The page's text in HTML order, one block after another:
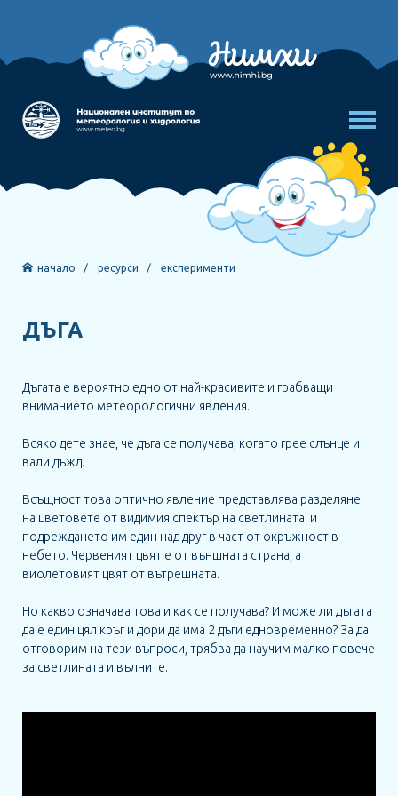
начало ресурси експерименти
ДЪГА
Дъгата е вероятно едно от най-красивите и грабващи
вниманието метеорологични явления.
Всяко дете знае, че дъга се получава, когато грее слънце и
вали дъжд.
Всъщност това оптично явление представлява разделяне
на цветовете от видимия спектър на светлината и
подреждането им един над друг в част от окръжност в
небето. Червеният цвят е от външната страна, а
виолетовият цвят от вътрешната.
Но какво означава това и как се получава? И може ли дъгата
да е един цял кръг и дори да има 2 дъги едновременно? За да
отговорим на тези въпроси, трябва да научим малко повече
за светлината и вълните.
РЕСУРСИ
НОВИНИ
ЗА НАС
ОБЩИ УСЛОВИЯ ЗА ПОЛЗВАНЕ